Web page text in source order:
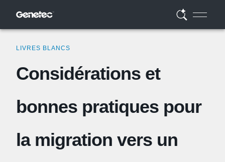
LIVRES BLANCS
Considérations et
bonnes pratiques pour
la migration vers un